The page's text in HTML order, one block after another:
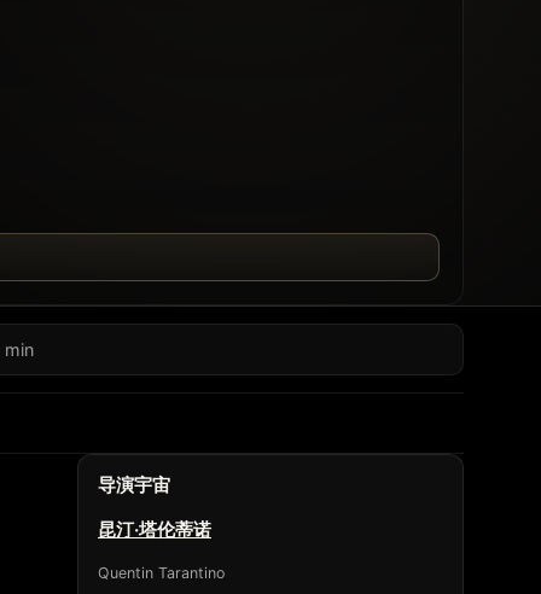
min
导演宇宙
昆汀·塔伦蒂诺
Quentin Tarantino